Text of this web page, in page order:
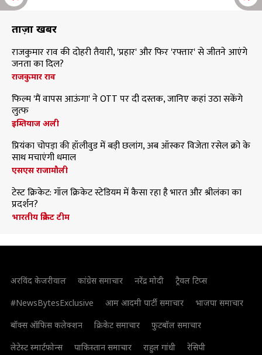
ताज़ा खबरें
राजकुमार राव की दोहरी तैयारी, 'प्रहार' और फिर 'रफ्तार' से जीतने आएंगे
जनता का दिल?
राजकुमार राव
फिल्म 'मैं वापस आऊंगा' ने OTT पर दी दस्तक, जानिए कहां उठा सकेंगे
लुत्फ
इम्तियाज अली
प्रियंका चोपड़ा की हॉलीवुड में बड़ी छलांग, अब ऑस्कर विजेता रसेल क्रो के
साथ मचाएंगी धमाल
एसएस राजामौली
टेस्ट क्रिकेट: गॉल क्रिकेट स्टेडियम में कैसा रहा है भारत और श्रीलंका का
प्रदर्शन?
भारतीय क्रिकेट टीम
अरविंद केजरीवाल कांग्रेस समाचार नरेंद्र मोदी
ट्रैवल टिप्स
#NewsBytesExclusive
आम आदमी पार्टी समाचार
भाजपा समाचार
बॉक्स ऑफिस कलेक्शन
क्रिकेट समाचार
फुटबॉल समाचार
लेटेस्ट स्मार्टफोन्स
पाकिस्तान समाचार राहुल गांधी रेसिपी